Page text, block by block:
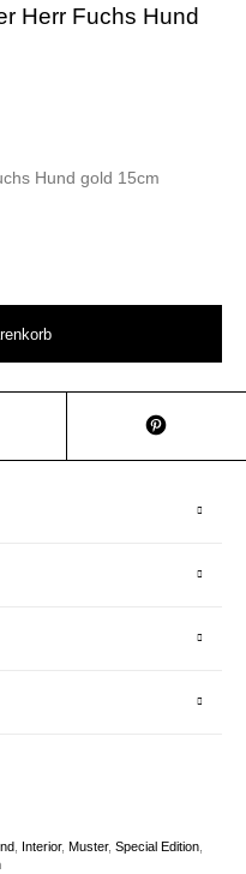
Herr Fuchs Hund
Hund gold 15cm
Interior, Muster,Special Edition